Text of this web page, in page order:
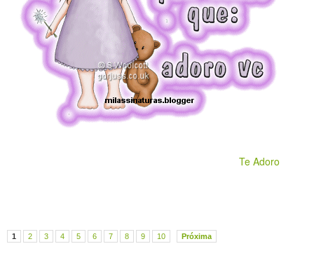
Te Adoro
1 2 3 4 5 6 7 8 9 10 Próxima